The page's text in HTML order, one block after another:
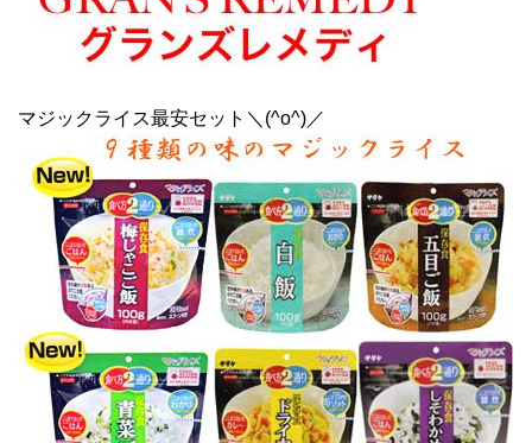
マジックライス最安セット＼(^o^)／